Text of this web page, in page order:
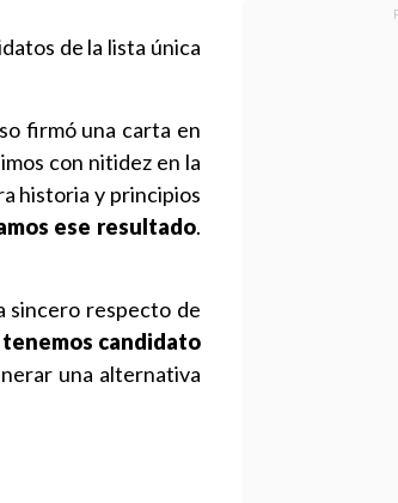
de la lista única
firmó una carta en
con nitidez en la
historia y principios
ese resultado.
sincero respecto de
tenemos candidato
una alternativa